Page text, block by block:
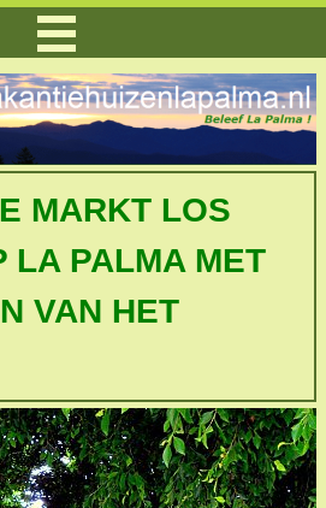
MARKT LOS
LA PALMA MET
VAN HET